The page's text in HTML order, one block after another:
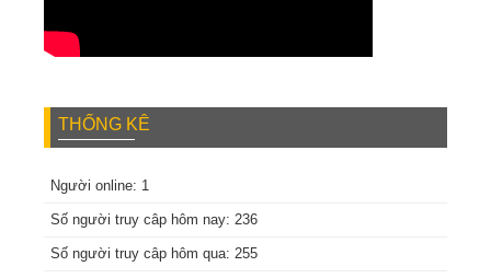
THỐNG KÊ
Người online: 1
Số người truy câp hôm nay: 236
Số người truy câp hôm qua: 255